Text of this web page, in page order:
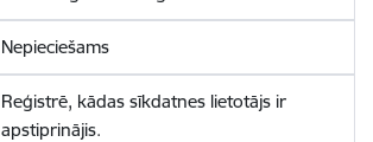
Nepieciešams
Reģistrē, kādas sīkdatnes lietotājs ir
apstiprinājis.